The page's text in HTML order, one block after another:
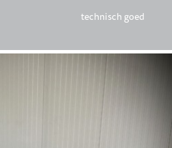
technisch goed